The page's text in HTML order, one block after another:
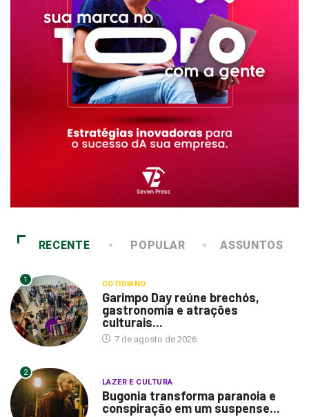
RECENTE POPULAR ASSUNTOS
1 COTIDIANO
Garimpo Day reúne brechós,
gastronomia e atrações
culturais...
7 de agosto de 2026
2
LAZER E CULTURA
Bugonia transforma paranoia e
conspiração em um suspense...